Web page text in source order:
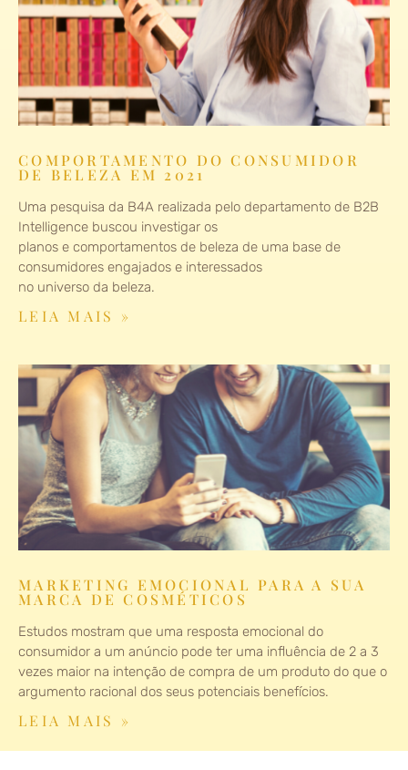
COMPORTAMENTO DO CONSUMIDOR
DE BELEZA EM 2021
Uma pesquisa da B4A realizada pelo departamento de B2B
Intelligence buscou investigar os
planos e comportamentos de beleza de uma base de
consumidores engajados e interessados
no universo da beleza.
LEIA MAIS »
MARKETING EMOCIONAL PARA A SUA
MARCA DE COSMÉTICOS
Estudos mostram que uma resposta emocional do
consumidor a um anúncio pode ter uma influência de 2 a 3
vezes maior na intenção de compra de um produto do que o
argumento racional dos seus potenciais benefícios.
LEIA MAIS »